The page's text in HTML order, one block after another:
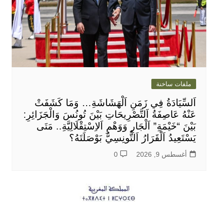
ملفات ساخنة
اَلسِّيَادَةُ فِي زَمَنِ اَلْهَشَاشَةِ… وَمَا كَشَفَتْ
عَنْهُ عَاصِفَةُ اَلتَّصْرِيحَاتِ بَيْنَ تُونُسَ وَالْجَزَائِرِ:
بَيْنَ “خَيْمَةِ” اَلْجَارِ وَوَهْمِ اَلاِسْتِقْلَالِيَّةِ.. مَتَى
يَسْتَعِيدُ اَلْقَرَارُ اَلتُّونِسِيُّ بَوْصَلَتَهُ؟
أغسطس 9, 2026 0